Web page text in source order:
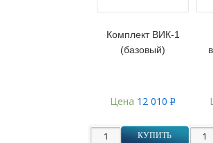
Комплект ВИК-1
(базовый)
Цена 12 010Р
КУПИТЬ